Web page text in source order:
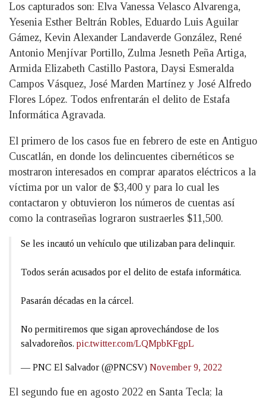
Los capturados son: Elva Vanessa Velasco Alvarenga,
Yesenia Esther Beltrán Robles, Eduardo Luis Aguilar
Gámez, Kevin Alexander Landaverde González, René
Antonio Menjívar Portillo, Zulma Jesneth Peña Artiga,
Armida Elizabeth Castillo Pastora, Daysi Esmeralda
Campos Vásquez, José Marden Martínez y José Alfredo
Flores López. Todos enfrentarán el delito de Estafa
Informática Agravada.
El primero de los casos fue en febrero de este en Antiguo
Cuscatlán, en donde los delincuentes cibernéticos se
mostraron interesados en comprar aparatos eléctricos a la
víctima por un valor de $3,400 y para lo cual les
contactaron y obtuvieron los números de cuentas así
como la contraseñas lograron sustraerles $11,500.
Se les incautó un vehículo que utilizaban para delinquir.
Todos serán acusados por el delito de estafa informática.
Pasarán décadas en la cárcel.
No permitiremos que sigan aprovechándose de los
salvadoreños. pic.twitter.com/LQMpbKFgpL
— PNC El Salvador (@PNCSV) November 9, 2022
El segundo fue en agosto 2022 en Santa Tecla; la